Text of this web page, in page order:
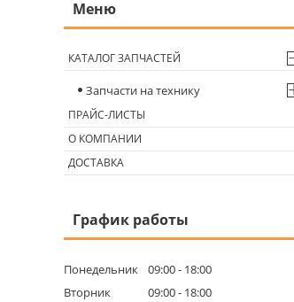
КАТАЛОГ ЗАПЧАСТЕЙ
Запчасти на технику
ПРАЙС-ЛИСТЫ
О КОМПАНИИ
ДОСТАВКА
График работы
Понедельник 09:00
18:00
Вторник
09:00
18:00